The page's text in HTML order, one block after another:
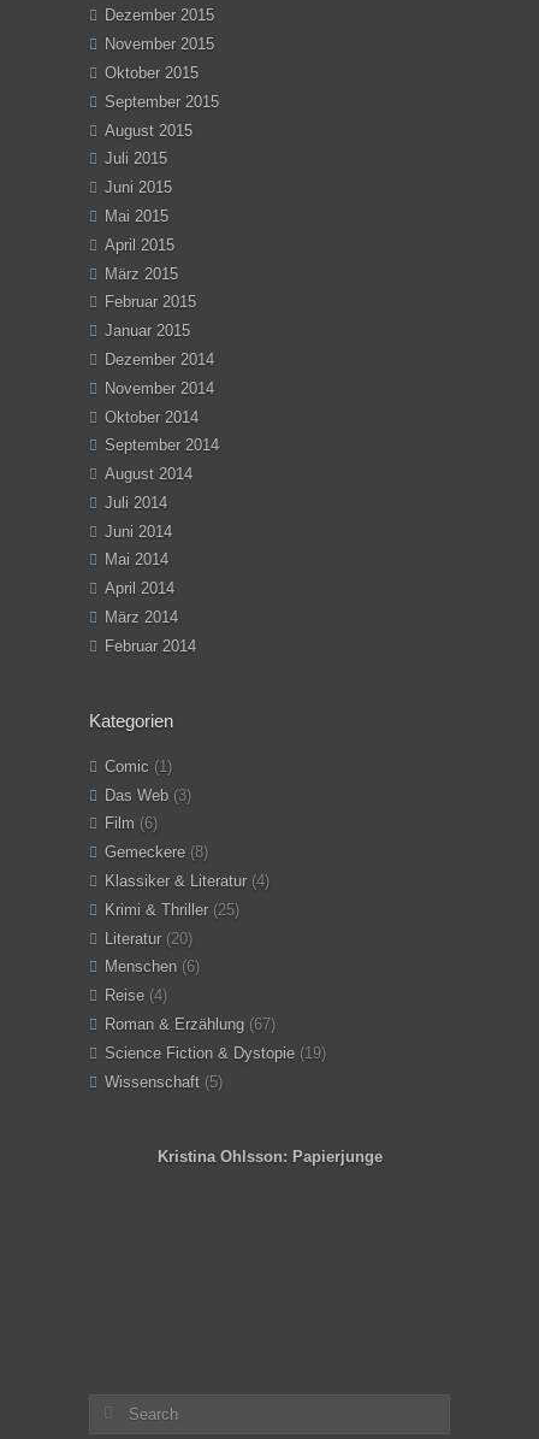
Dezember 2015
November 2015
Oktober 2015
September 2015
August 2015
Juli 2015
Juni 2015
Mai 2015
April 2015
März 2015
Februar 2015
Januar 2015
Dezember 2014
November 2014
Oktober 2014
September 2014
August 2014
Juli 2014
Juni 2014
Mai 2014
April 2014
März 2014
Februar 2014
Kategorien
Comic (1)
Das Web (3)
Film (6)
Gemeckere (8)
Klassiker & Literatur (4)
Krimi & Thriller (25)
Literatur (20)
Menschen (6)
Reise (4)
Roman & Erzählung (67)
Science Fiction & Dystopie (19)
Wissenschaft (5)
Kristina Ohlsson: Papierjunge